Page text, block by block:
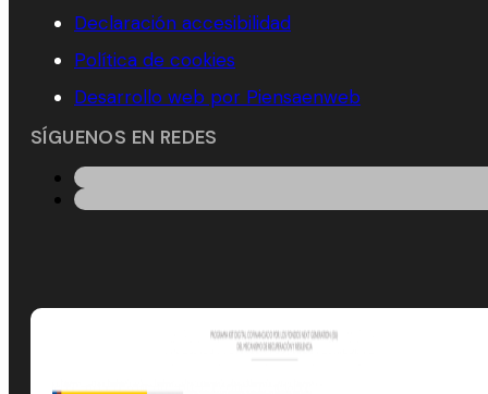
Declaración accesibilidad
Política de cookies
Desarrollo web por Piensaenweb
SÍGUENOS EN REDES